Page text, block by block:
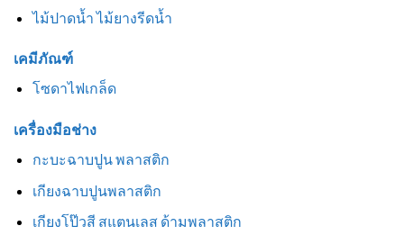
ไม้ปาดน้ำ ไม้ยางรีดน้ำ
เคมีภัณฑ์
โซดาไฟเกล็ด
เครื่องมือช่าง
กะบะฉาบปูน พลาสติก
เกียงฉาบปูนพลาสติก
เกียงโป๊วสี สแตนเลส ด้ามพลาสติก